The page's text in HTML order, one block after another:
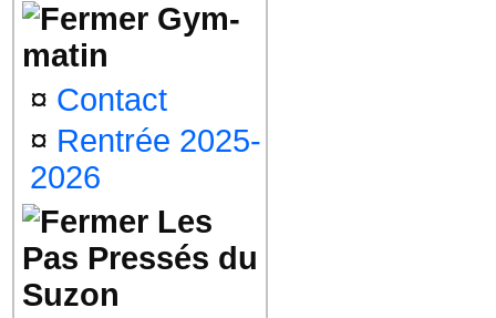
Gym-
matin
¤ Contact
¤ Rentrée 2025-
2026
Les
Pas Pressés du
Suzon